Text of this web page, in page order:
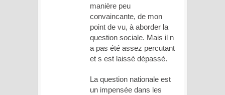
manière peu
convaincante, de mon
point de vu, à aborder la
question sociale. Mais il n
a pas été assez percutant
et s est laissé dépassé.
La question nationale est
un impensée dans les